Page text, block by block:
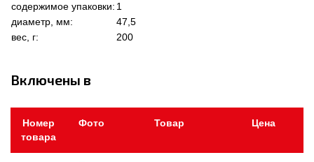
содержимое упаковки: 1
диаметр, мм:
47,5
вес, г:
200
Включены в
Номер
товара
Фото Товар Цена